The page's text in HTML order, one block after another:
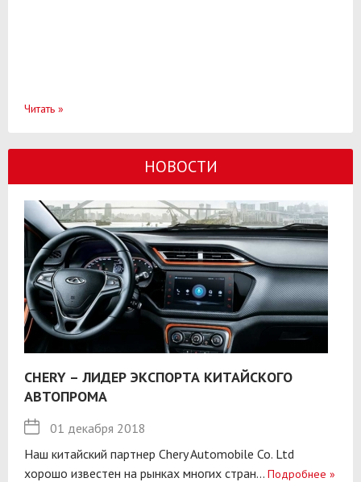
Читать »
НОВОСТИ
CHERY – ЛИДЕР ЭКСПОРТА КИТАЙСКОГО
АВТОПРОМА
01 декабря 2018
Наш китайский партнер Chery Automobile Co. Ltd
хорошо известен на рынках многих стран... Подробнее »